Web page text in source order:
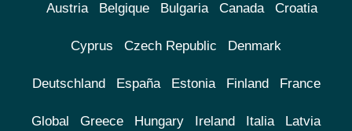
Austria Belgique Bulgaria Canada Croatia
Cyprus Czech Republic Denmark
Deutschland España Estonia Finland France
Global Greece Hungary Ireland Italia Latvia